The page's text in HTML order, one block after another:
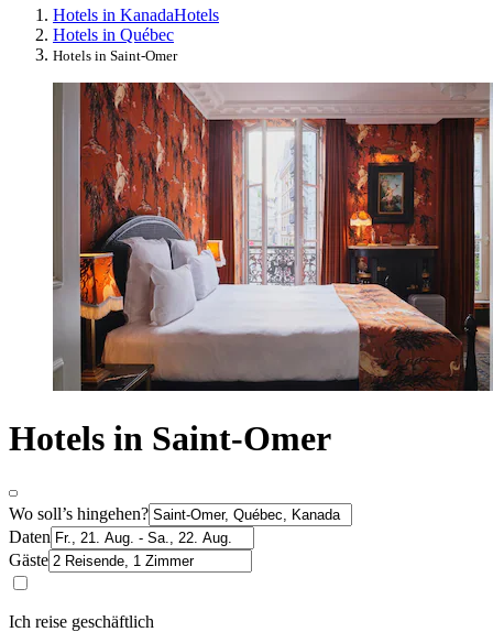
Hotels in KanadaHotels
Hotels in Québec
Hotels in Saint-Omer
Hotels in Saint-Omer
Wo soll’s hingehen?
Daten
Gäste
Ich reise geschäftlich